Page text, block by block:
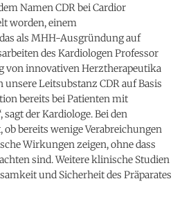
Namen CDR bei Cardior
worden, einem
als MHH-Ausgründung auf
des Kardiologen Professor
von innovativen Herztherapeutika
unsere Leitsubstanz CDR auf Basis
bereits bei Patienten mit
der Kardiologe. Bei den
bereits wenige Verabreichungen
Wirkungen zeigen, ohne dass
sind. Weitere klinische Studien
und Sicherheit des Präparates